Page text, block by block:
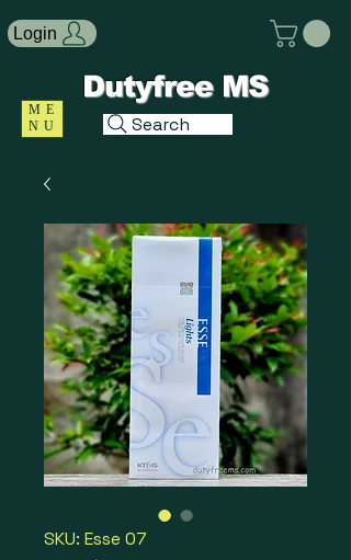
ME
NU
Search
Login
Dutyfree MS
SKU: Esse 07